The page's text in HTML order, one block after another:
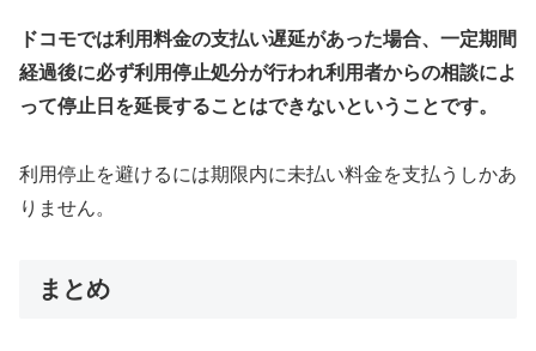
ドコモでは利用料金の支払い遅延があった場合、一定期間
経過後に必ず利用停止処分が行われ利用者からの相談によ
って停止日を延長することはできないということです。
利用停止を避けるには期限内に未払い料金を支払うしかあ
りません。
まとめ